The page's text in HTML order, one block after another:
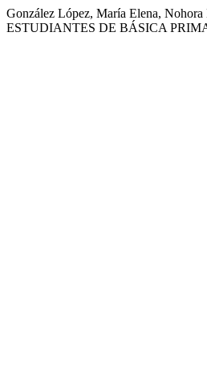
González López, María Elena,
ESTUDIANTES DE BÁSICA